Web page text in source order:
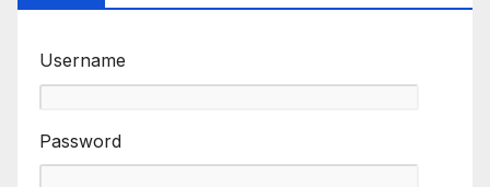
Username
Password